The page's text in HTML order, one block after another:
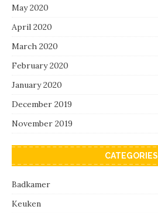
May 2020
April 2020
March 2020
February 2020
January 2020
December 2019
November 2019
CATEGORIES
Badkamer
Keuken